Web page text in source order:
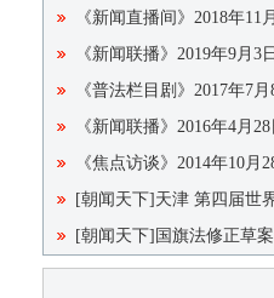
《新闻直播间》2018年11
《新闻联播》2019年9月3
《普法栏目剧》2017年7
《新闻联播》2016年4月
《焦点访谈》2014年10
[朝闻天下]天津 第四届世
[朝闻天下]国旗法修正草